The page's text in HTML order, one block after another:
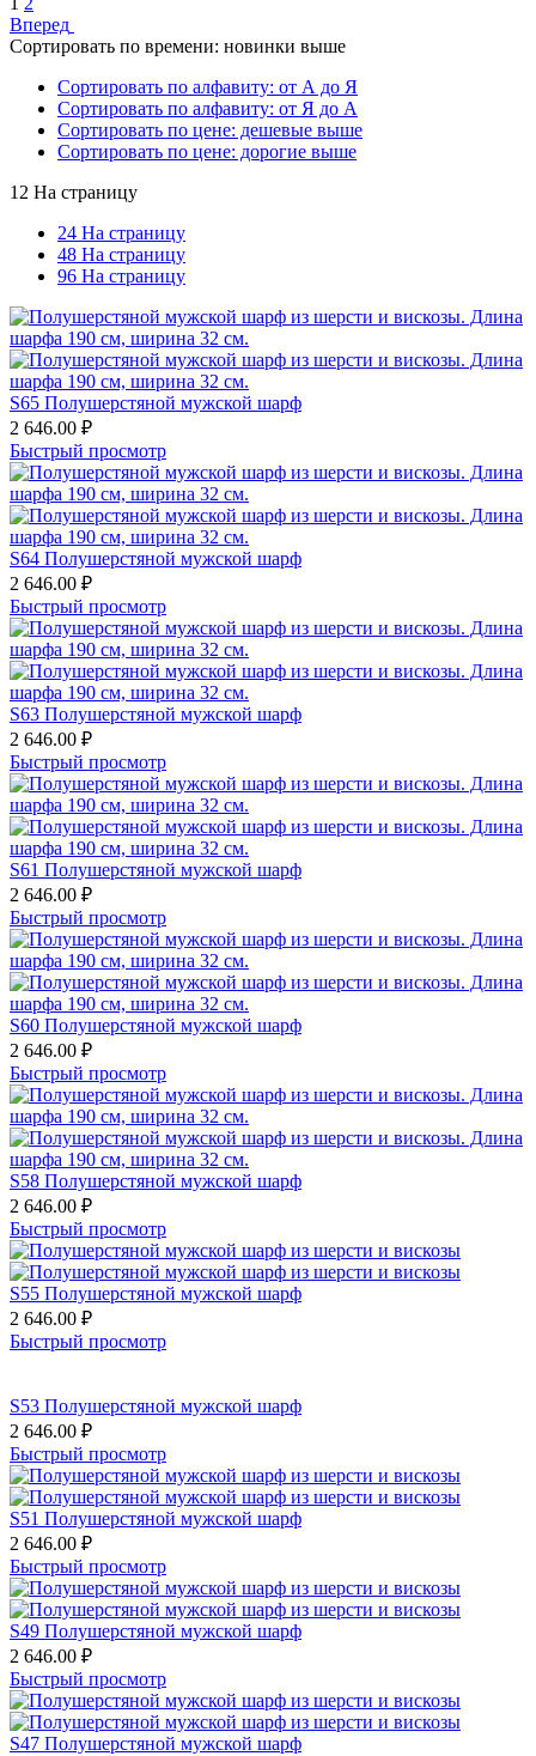
Вперед
Сортировать по времени: новинки выше
Сортировать по алфавиту: от А до Я
Сортировать по алфавиту: от Я до А
Сортировать по цене: дешевые выше
Сортировать по цене: дорогие выше
12 На страницу
24 На страницу
48 На страницу
96 На страницу
S65 Полушерстяной мужской шарф
2 646.00 ₽
Быстрый просмотр
S64 Полушерстяной мужской шарф
2 646.00 ₽
Быстрый просмотр
S63 Полушерстяной мужской шарф
2 646.00 ₽
Быстрый просмотр
S61 Полушерстяной мужской шарф
2 646.00 ₽
Быстрый просмотр
S60 Полушерстяной мужской шарф
2 646.00 ₽
Быстрый просмотр
S58 Полушерстяной мужской шарф
2 646.00 ₽
Быстрый просмотр
S55 Полушерстяной мужской шарф
2 646.00 ₽
Быстрый просмотр
S53 Полушерстяной мужской шарф
2 646.00 ₽
Быстрый просмотр
S51 Полушерстяной мужской шарф
2 646.00 ₽
Быстрый просмотр
S49 Полушерстяной мужской шарф
2 646.00 ₽
Быстрый просмотр
S47 Полушерстяной мужской шарф